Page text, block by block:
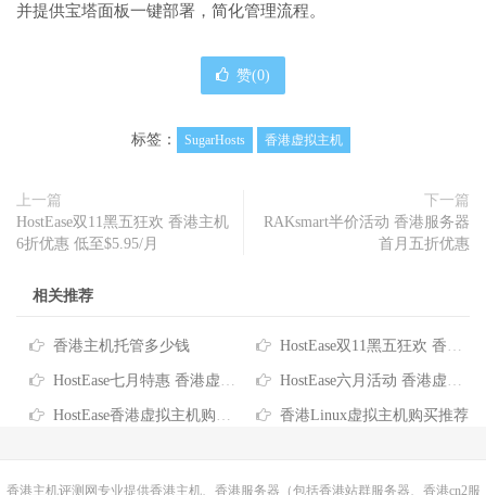
并提供宝塔面板一键部署，简化管理流程。
赞(0)
标签： SugarHosts 香港虚拟主机
上一篇
HostEase双11黑五狂欢 香港主机
6折优惠 低至$5.95/月
下一篇
RAKsmart半价活动 香港服务器
首月五折优惠
相关推荐
香港主机托管多少钱 HostEase双11黑五狂欢 香港主机6折优惠 低至$5.95/月
HostEase七月特惠 香港虚拟主机年付6折 VPS云主机$3.99起 独服送253IP HostEase六月活动 香港虚拟主机年付6折 VPS低至$3.99/月 独服送125IP
HostEase香港虚拟主机购买优惠推荐 香港Linux虚拟主机购买推荐
香港主机评测网专业提供香港主机、香港服务器（包括香港站群服务器、香港cn2服